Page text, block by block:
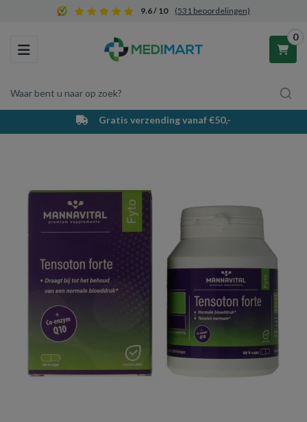
9.6 / 10 (531 beoordelingen)
Toggle navigation
Waar bent u naar op zoek?
0
Winkelwagen
Uw winkelwagen is leeg.
Vul hem met producten.
Gratis verzending vanaf €50,-